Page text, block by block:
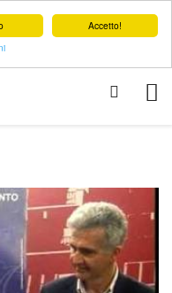
Accetto!